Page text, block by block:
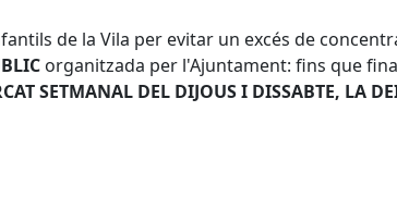
de la Vila per evitar un excés de
organitzada per l'Ajuntament: fins que
SETMANAL DEL DIJOUS I DISSABTE, LA